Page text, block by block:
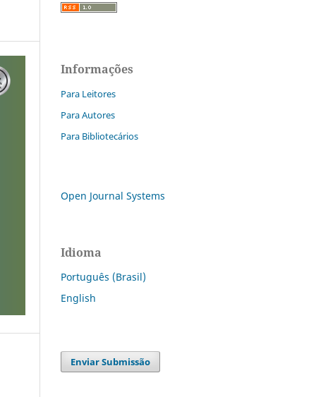
Informações
Para Leitores
Para Autores
Para Bibliotecários
Open Journal Systems
Idioma
Português (Brasil)
English
Enviar Submissão